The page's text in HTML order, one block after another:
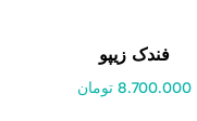
فندک زیپو
8.700.000 تومان